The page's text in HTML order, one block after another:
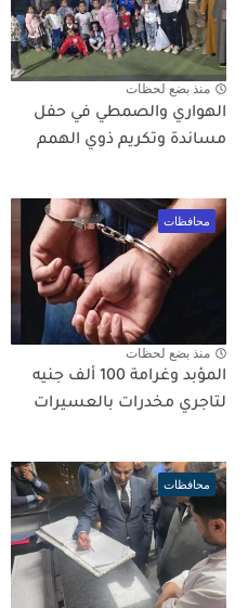
منذ بضع لحظات
الهواري والصمطي في حفل
مساندة وتكريم ذوي الهمم
محافظات
منذ بضع لحظات
المؤبد وغرامة 100 ألف جنيه
لتاجري مخدرات بالعسيرات
محافظات